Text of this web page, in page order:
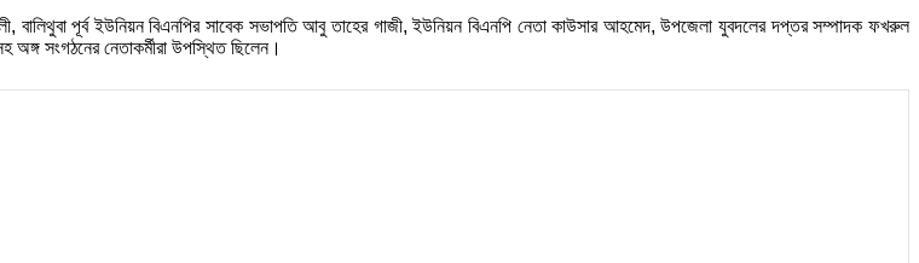
পূর্ব ইউনিয়ন বিএনপির সাবেক সভাপতি আবু তাহের গাজী, ইউনিয়ন বিএনপি নেতা কাউসার আহমেদ, উপজেলা যুবদলের দপ্তর সম্পাদক ফখরুল
অঙ্গ সংগঠনের নেতাকর্মীরা উপস্থিত ছিলেন।